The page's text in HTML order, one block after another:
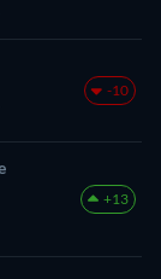
-10
+13